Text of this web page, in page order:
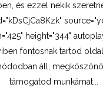
és ezzel nekik
height="344"
fontosnak tartod
áll,
támogatod munkámat...